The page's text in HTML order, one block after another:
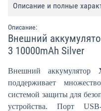
Описание и полные
Описание:
Внешний
3 10000mAh Silver
Внешний аккумулятор
поддерживает
системой защиты для
устройства. Порт